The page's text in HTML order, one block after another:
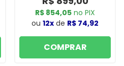
R$ 854,05 no PIX
ou 12x de R$ 74,92
COMPRAR